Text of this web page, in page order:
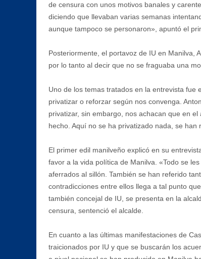
de censura con unos motivos banales y
diciendo que llevaban varias semanas
aunque tampoco se personaron», apuntó el
Posteriormente, el portavoz de IU en Manilva,
por lo tanto al decir que no se fraguaba una
Uno de los temas tratados en la entrevista fue
privatizar o reforzar según nos convenga.
privatizar, sin embargo, nos achacan que en
hecho. Aquí no se ha privatizado nada, se
El primer edil manilveño explicó en su
favor a la vida política de Manilva. «Todo se
aferrados al sillón. También se han referido
contradicciones entre ellos llega a tal punto
también concejal de IU, se presenta en la
censura, sentenció el alcalde.
En cuanto a las últimas manifestaciones de
traicionados por IU y que se buscarán los